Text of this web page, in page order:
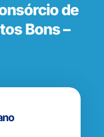
de
Bons –